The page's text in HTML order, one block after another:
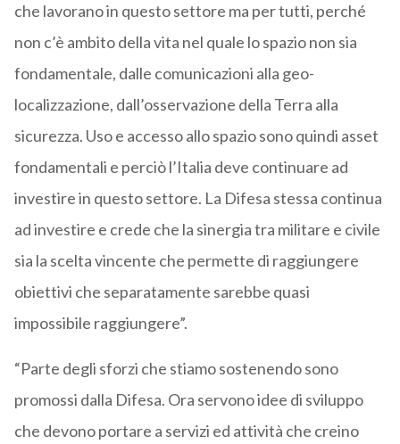
che lavorano in questo settore ma per tutti, perché
non c’è ambito della vita nel quale lo spazio non sia
fondamentale, dalle comunicazioni alla geo-
localizzazione, dall’osservazione della Terra alla
sicurezza. Uso e accesso allo spazio sono quindi asset
fondamentali e perciò l’Italia deve continuare ad
investire in questo settore. La Difesa stessa continua
ad investire e crede che la sinergia tra militare e civile
sia la scelta vincente che permette di raggiungere
obiettivi che separatamente sarebbe quasi
impossibile raggiungere”.
“Parte degli sforzi che stiamo sostenendo sono
promossi dalla Difesa. Ora servono idee di sviluppo
che devono portare a servizi ed attività che creino